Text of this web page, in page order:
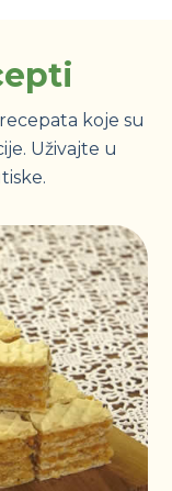
koje su
Uživajte u